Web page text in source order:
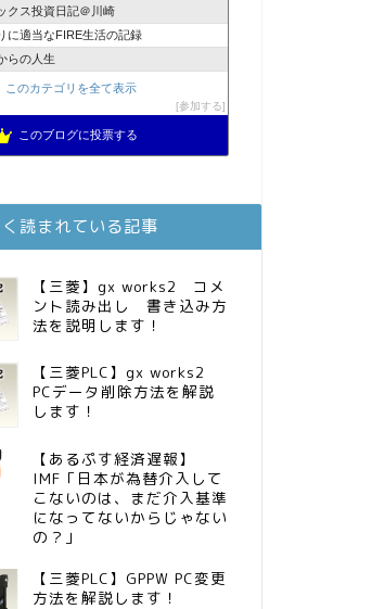
クス投資日記＠川崎
に適当なFIRE生活の記録
らの人生
歳)FIRE！！！＠20XX年FIRE！！！
SEが効率的投資で一家セミリタイアするブログ
インデックス投資日記
がインデックス投資でセミリタイア目指してみた
践するお金の知恵を磨く勉強会
クス投資でも富裕層
このカテゴリを全て表示
参加する
このブログに投票する
く読まれている記事
【三菱】gx works2 コメ
ント読み出し 書き込み方
法を説明します！
【三菱PLC】gx works2
PCデータ削除方法を解説
します！
【あるぷす経済遅報】
IMF「日本が為替介入して
こないのは、まだ介入基準
になってないからじゃない
の？」
【三菱PLC】GPPW PC変更
方法を解説します！